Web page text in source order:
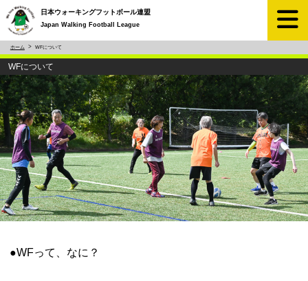
日本ウォーキングフットボール連盟
Japan Walking Football League
ホーム WFについて
WFについて
●WFって、なに？